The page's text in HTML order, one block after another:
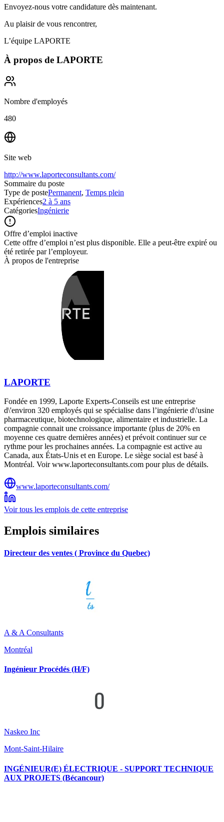
Envoyez-nous votre candidature dès maintenant.
Au plaisir de vous rencontrer,
L’équipe LAPORTE
À propos de LAPORTE
Nombre d'employés
480
Site web
http://www.laporteconsultants.com/
Sommaire du poste
Type de postePermanent, Temps plein
Expériences2 à 5 ans
CatégoriesIngénierie
Offre d’emploi inactive
Cette offre d’emploi n’est plus disponible. Elle a peut-être expiré ou
été retirée par l’employeur.
À propos de l'entreprise
LAPORTE
Fondée en 1999, Laporte Experts-Conseils est une entreprise
d\'environ 320 employés qui se spécialise dans l’ingénierie d\'usine
pharmaceutique, biotechnologique, alimentaire et industrielle. La
compagnie connait une croissance importante (plus de 20% en
moyenne ces quatre dernières années) et prévoit continuer sur ce
rythme pour les prochaines années. La compagnie est active au
Canada, aux États-Unis et en Europe. Le siège social est basé à
Montréal. Voir www.laporteconsultants.com pour plus de détails.
www.laporteconsultants.com/
Voir tous les emplois de cette entreprise
Emplois similaires
Directeur des ventes ( Province du Quebec)
A & A Consultants
Montréal
Ingénieur Procédés (H/F)
Naskeo Inc
Mont-Saint-Hilaire
INGÉNIEUR(E) ÉLECTRIQUE - SUPPORT TECHNIQUE
AUX PROJETS (Bécancour)